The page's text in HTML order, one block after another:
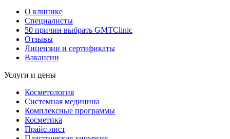
О клинике
Специалисты
50 причин выбрать GMTClinic
Отзывы
Лицензии и сертификаты
Вакансии
Услуги и цены
Косметология
Системная медицина
Комплексные программы
Косметика
Прайс-лист